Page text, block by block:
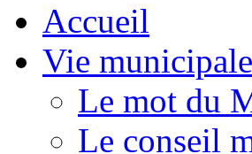
Accueil
Vie municipale
Le mot du
Le conseil